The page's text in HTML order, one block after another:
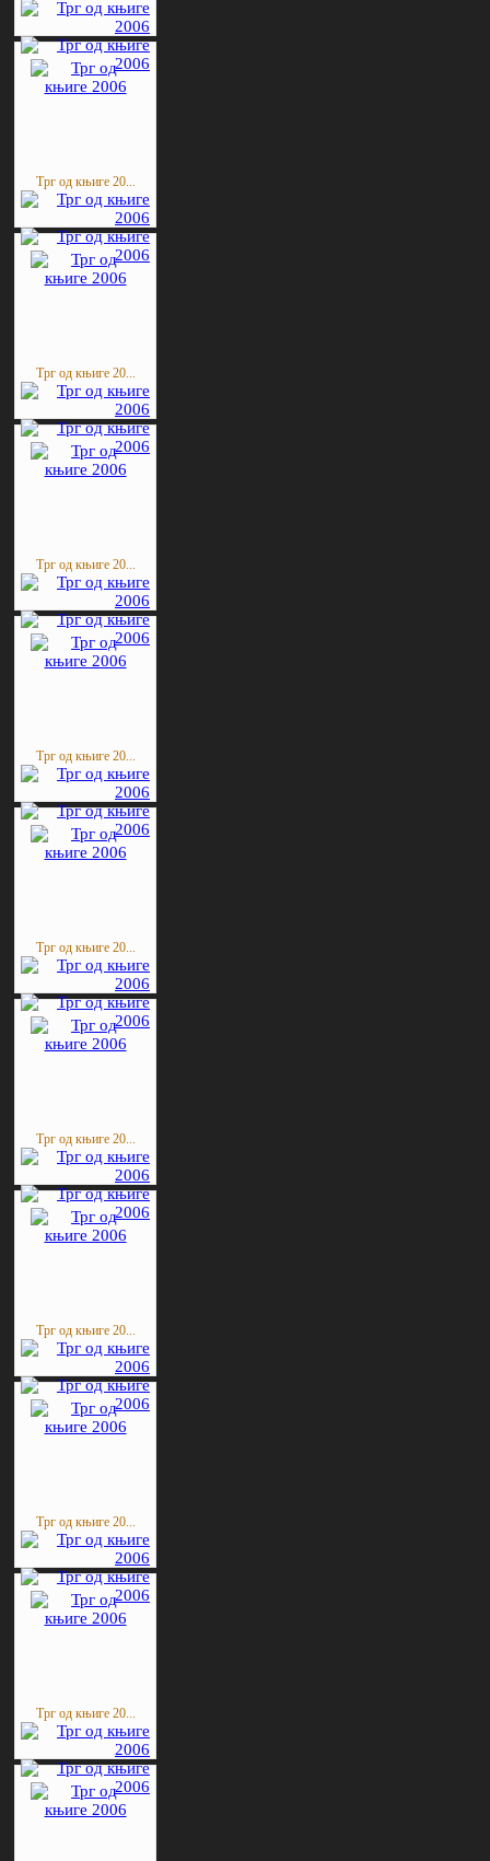
Трг од књиге 20...
Трг од књиге 20...
Трг од књиге 20...
Трг од књиге 20...
Трг од књиге 20...
Трг од књиге 20...
Трг од књиге 20...
Трг од књиге 20...
Трг од књиге 20...